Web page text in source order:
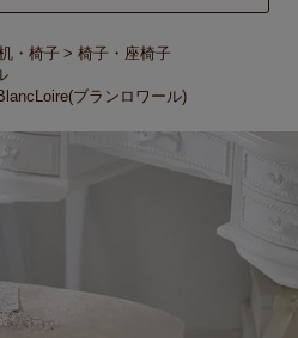
・椅子
椅子・座椅子
ブランロワール)